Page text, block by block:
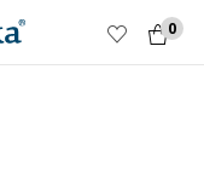
0